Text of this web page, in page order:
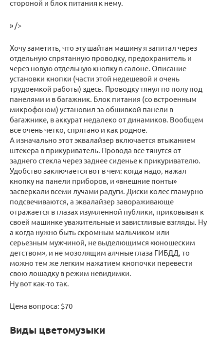
стороной и блок питания к нему.
» />
Хочу заметить, что эту шайтан машину я запитал через
отдельную спрятанную проводку, предохранитель и
через новую отдельную кнопку в салоне. Описание
установки кнопки (части этой недешевой и очень
трудоемкой работы) здесь. Проводку тянул по полу под
панелями и в багажник. Блок питания (со встроенным
микрофоном) установил за обшивкой панели в
багажнике, в аккурат недалеко от динамиков. Вообщем
все очень четко, спрятано и как родное.
А изначально этот эквалайзер включается втыканием
штекера в прикуриватель. Провода все тянутся от
заднего стекла через заднее сиденье к прикуривателю.
Удобство заключается вот в чем: когда надо, нажал
кнопку на панели приборов, и «внешние понты»
засверкали всеми лучами радуги. Диски колес гламурно
подсвечиваются, а эквалайзер завораживающе
отражается в глазах изумленной публики, приковывая к
своей машинке уважительные и завистливые взгляды. Ну
а когда нужно быть скромным мальчиком или
серьезным мужчиной, не выделющимся «юношеским
детством», и не мозолящим алчные глаза ГИБДД, то
можно тем же легким нажатием кнопочки перевести
свою лошадку в режим невидимки.
Ну вот как-то так.
Цена вопроса: $70
Виды цветомузыки